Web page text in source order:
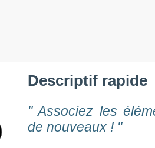
Descriptif rapide
" Associez les
de nouveaux ! "